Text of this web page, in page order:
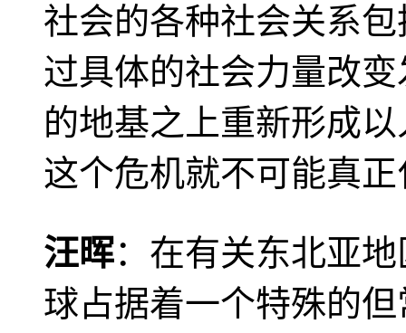
社会的各种社会关系
过具体的社会力量改
的地基之上重新形成
这个危机就不可能真
汪晖：在有关东北亚
球占据着一个特殊的